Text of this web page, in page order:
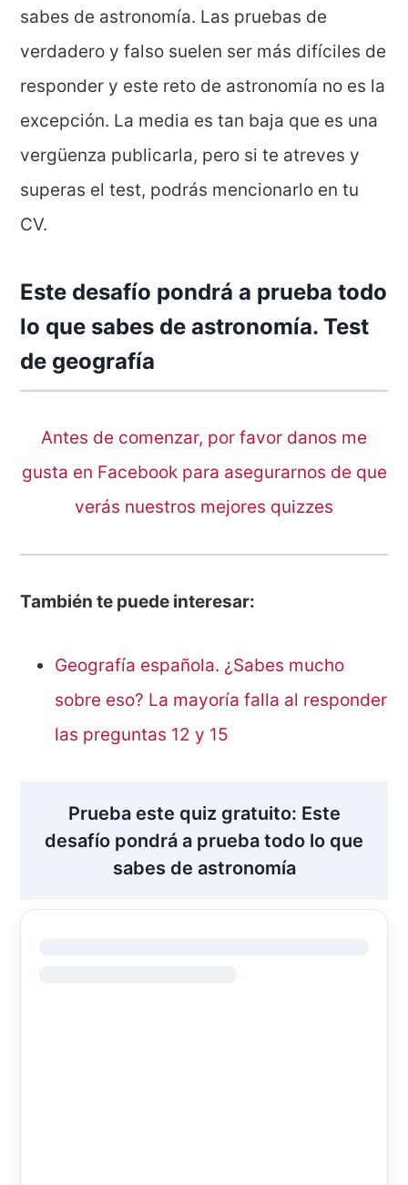
sabes de astronomía. Las pruebas de
verdadero y falso suelen ser más difíciles de
responder y este reto de astronomía no es la
excepción. La media es tan baja que es una
vergüenza publicarla, pero si te atreves y
superas el test, podrás mencionarlo en tu
CV.
Este desafío pondrá a prueba todo
lo que sabes de astronomía. Test
de geografía
Antes de comenzar, por favor danos me
gusta en Facebook para asegurarnos de que
verás nuestros mejores quizzes
También te puede interesar:
Geografía española. ¿Sabes mucho
sobre eso? La mayoría falla al responder
las preguntas 12 y 15
Prueba este quiz gratuito: Este
desafío pondrá a prueba todo lo que
sabes de astronomía